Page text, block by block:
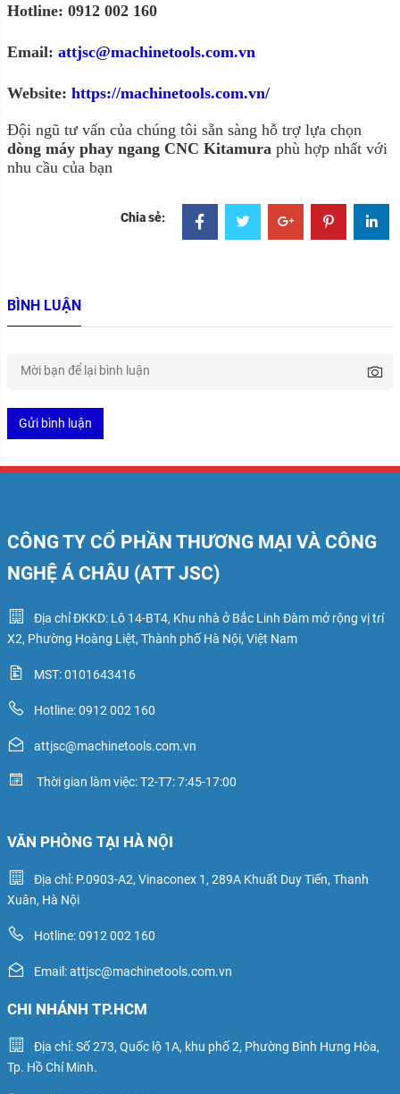
Hotline: 0912 002 160
Email: attjsc@machinetools.com.vn
Website: https://machinetools.com.vn/
Đội ngũ tư vấn của chúng tôi sẵn sàng hỗ trợ lựa chọn
dòng máy phay ngang CNC Kitamura phù hợp nhất với
nhu cầu của bạn
Chia sẻ:
BÌNH LUẬN
Gửi bình luận
CÔNG TY CỔ PHẦN THƯƠNG MẠI VÀ CÔNG
NGHỆ Á CHÂU (ATT JSC)
Địa chỉ ĐKKD: Lô 14-BT4, Khu nhà ở Bắc Linh Đàm mở rộng vị trí
X2, Phường Hoàng Liệt, Thành phố Hà Nội, Việt Nam
MST: 0101643416
Hotline: 0912 002 160
attjsc@machinetools.com.vn
Thời gian làm việc: T2-T7: 7:45-17:00
VĂN PHÒNG TẠI HÀ NỘI
Địa chỉ: P.0903-A2, Vinaconex 1, 289A Khuất Duy Tiến, Thanh
Xuân, Hà Nội
Hotline: 0912 002 160
Email: attjsc@machinetools.com.vn
CHI NHÁNH TP.HCM
Địa chỉ: Số 273, Quốc lộ 1A, khu phố 2, Phường Bình Hưng Hòa,
Tp. Hồ Chí Minh.